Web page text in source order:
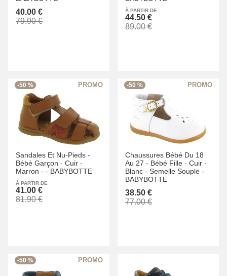
40.00 €
79.90 €
À PARTIR DE
44.50 €
89.00 €
-50 %
Sandales Et Nu-Pieds -
Bébé Garçon - Cuir -
Marron - - BABYBOTTE
À PARTIR DE
41.00 €
81.90 €
-50 %
Chaussures Bébé Du 18
Au 27 - Bébé Fille - Cuir -
Blanc - Semelle Souple -
BABYBOTTE
38.50 €
77.00 €
-50 %